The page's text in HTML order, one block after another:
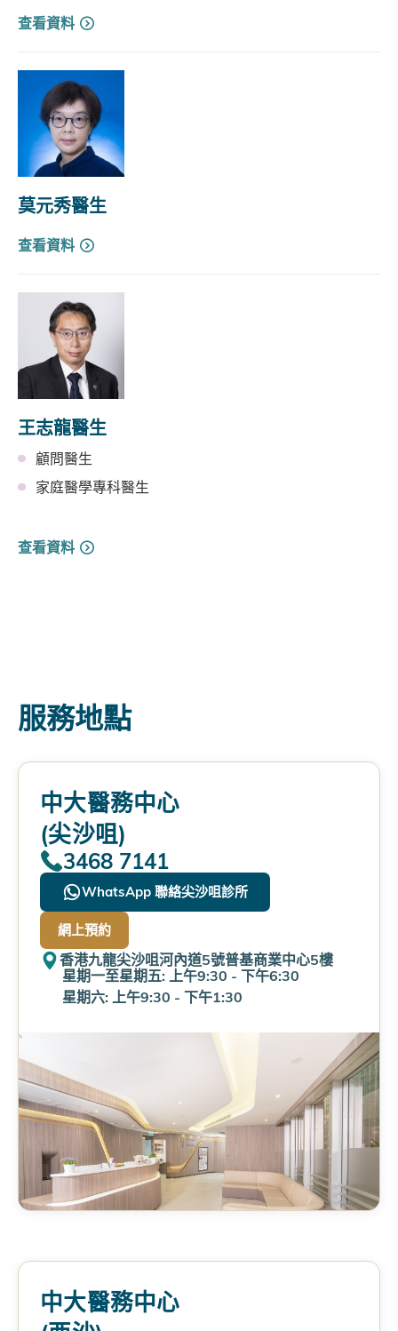
查看資料
莫元秀醫生
查看資料
王志龍醫生
顧問醫生
家庭醫學專科醫生
查看資料
服務地點
中大醫務中心
(尖沙咀)
3468 7141
WhatsApp 聯絡尖沙咀診所
網上預約
香港九龍尖沙咀河內道5號普基商業中心5樓
星期一至星期五: 上午9:30 - 下午6:30
星期六: 上午9:30 - 下午1:30
中大醫務中心